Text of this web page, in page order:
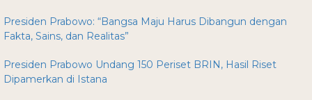
Presiden Prabowo: “Bangsa Maju Harus Dibangun dengan
Fakta, Sains, dan Realitas”
Presiden Prabowo Undang 150 Periset BRIN, Hasil Riset
Dipamerkan di Istana